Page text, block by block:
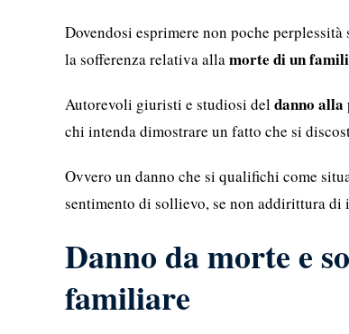
Dovendosi esprimere non poche
la sofferenza relativa allamorte di un
Autorevoli giuristi e studiosi deldanno alla
chi intenda dimostrare un fatto che si
Ovvero un danno che si qualifichi come
sentimento di sollievo, se non addirittura di
Danno da morte e
familiare